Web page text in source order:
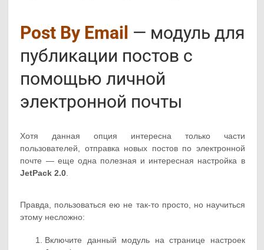
Post By Email — модуль для
публикации постов с
помощью личной
электронной почты
Хотя данная опция интересна только части
пользователей, отправка новых постов по электронной
почте — еще одна полезная и интересная настройка в
JetPack 2.0
Правда, пользоваться ею не так-то просто, но научиться
этому несложно:
Включите данный модуль на странице настроек